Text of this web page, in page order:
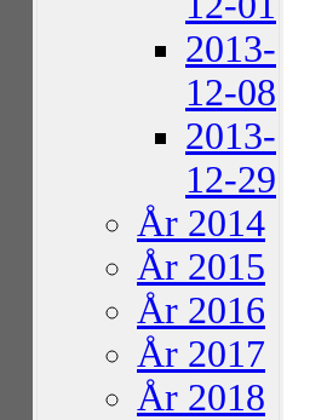
2013-
12-08
2013-
12-29
År 2014
År 2015
År 2016
År 2017
År 2018